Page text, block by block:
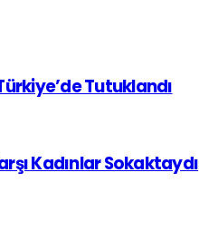
Tutuklandı
Kadınlar Sokaktaydı